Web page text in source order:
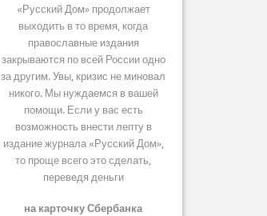
«Русский Дом» продолжает
выходить в то время, когда
православные издания
закрываются по всей России одно
за другим. Увы, кризис не миновал
никого. Мы нуждаемся в вашей
помощи. Если у вас есть
возможность внести лепту в
издание журнала «Русский Дом»,
то проще всего это сделать,
переведя деньги
на карточку Сбербанка